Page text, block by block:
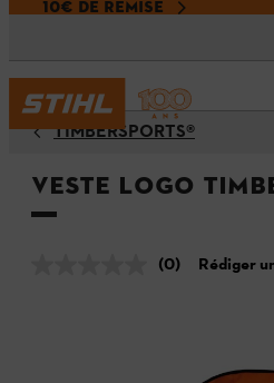
10€ DE REMISE
TIMBERSPORTS®
Veste LOGO
(0) Rédiger